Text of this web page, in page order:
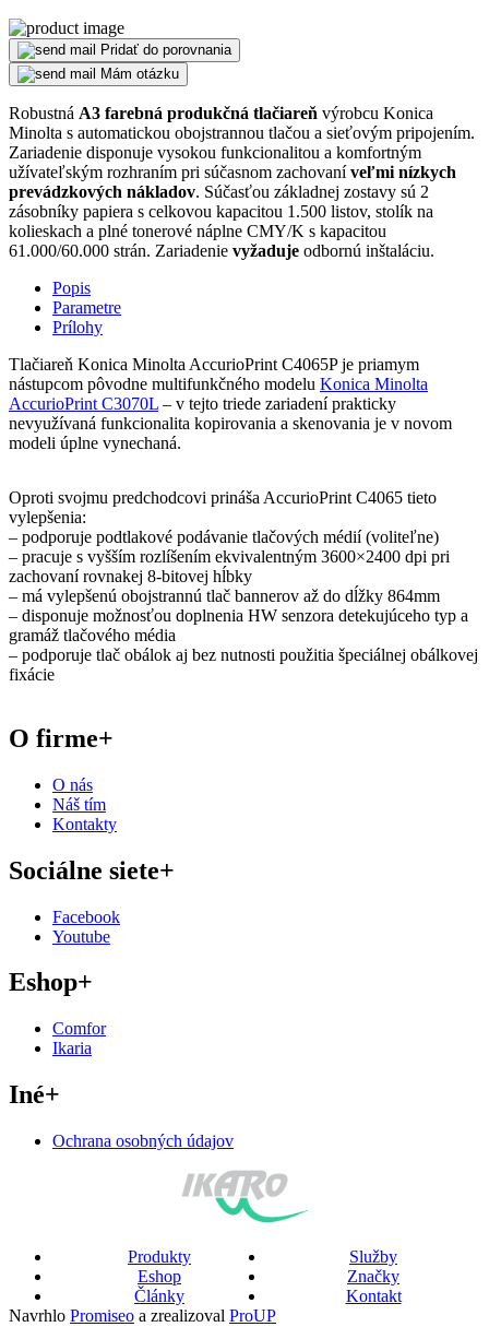
Pridať do porovnania
Mám otázku
Robustná A3 farebná produkčná tlačiareň výrobcu Konica
Minolta s automatickou obojstrannou tlačou a sieťovým pripojením.
Zariadenie disponuje vysokou funkcionalitou a komfortným
užívateľským rozhraním pri súčasnom zachovaníveľmi nízkych
prevádzkových nákladov. Súčasťou základnej zostavy sú 2
zásobníky papiera s celkovou kapacitou 1.500 listov, stolík na
kolieskach a plné tonerové náplne CMY/K s kapacitou
61.000/60.000 strán. Zariadenie vyžaduje odbornú inštaláciu.
Popis
Parametre
Prílohy
Tlačiareň Konica Minolta AccurioPrint C4065P je priamym
nástupcom pôvodne multifunkčného modelu Konica Minolta
AccurioPrint C3070L – v tejto triede zariadení prakticky
nevyužívaná funkcionalita kopirovania a skenovania je v novom
modeli úplne vynechaná.
Oproti svojmu predchodcovi prináša AccurioPrint C4065 tieto
vylepšenia:
– podporuje podtlakové podávanie tlačových médií (voliteľne)
– pracuje s vyšším rozlíšením ekvivalentným 3600×2400 dpi pri
zachovaní rovnakej 8-bitovej hĺbky
– má vylepšenú obojstrannú tlač bannerov až do dĺžky 864mm
– disponuje možnosťou doplnenia HW senzora detekujúceho typ a
gramáž tlačového média
– podporuje tlač obálok aj bez nutnosti použitia špeciálnej obálkovej
fixácie
O firme+
O nás
Náš tím
Kontakty
Sociálne siete+
Facebook
Youtube
Eshop+
Comfor
Ikaria
Iné+
Ochrana osobných údajov
Produkty
Služby
Eshop
Značky
Články
Kontakt
Navrhlo Promiseo a zrealizoval ProUP